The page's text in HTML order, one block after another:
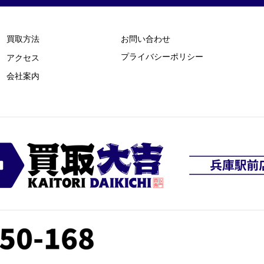
買取方法
​アクセス
お問い合わせ
プライバシーポリシー
​会社案内